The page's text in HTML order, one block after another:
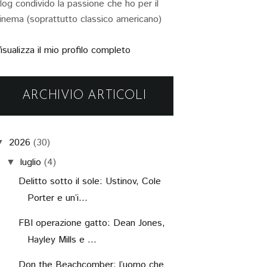
condivido la passione che ho per il
(soprattutto classico americano)
il mio profilo completo
ARCHIVIO ARTICOLI
2026 (30)
▼ luglio (4)
Delitto sotto il sole: Ustinov, Cole
Porter e un’i...
FBI operazione gatto: Dean Jones,
Hayley Mills e ...